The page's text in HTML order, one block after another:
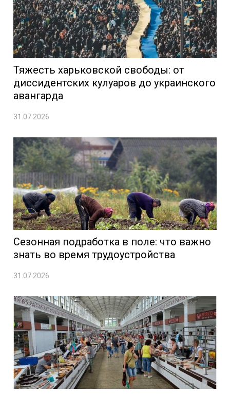
Тяжесть харьковской свободы: от
диссидентских кулуаров до украинского
авангарда
31.07.2026
Сезонная подработка в поле: что важно
знать во время трудоустройства
31.07.2026